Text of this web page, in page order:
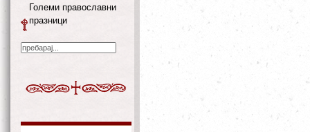
Големи православни
празници